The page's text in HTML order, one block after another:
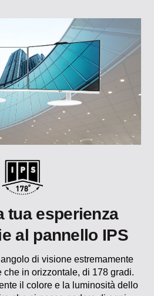
tua esperienza
al pannello IPS
angolo di visione estremamente
che in orizzontale, di 178 gradi.
il colore e la luminosità dello